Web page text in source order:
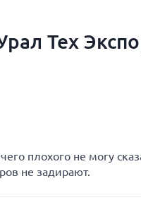
Тех
плохого не могу
не задирают.